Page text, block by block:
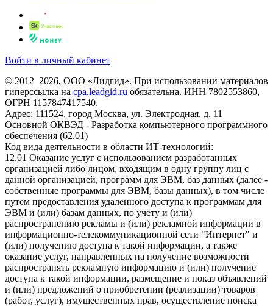
Войти в личный кабинет
© 2012–2026, ООО «Лидгид». При использовании материалов
гиперссылка на cpa.leadgid.ru обязательна. ИНН 7802553860,
ОГРН 1157847417540.
Адрес: 111524, город Москва, ул. Электродная, д. 11
Основной ОКВЭД - Разработка компьютерного программного
обеспечения (62.01)
Код вида деятельности в области ИТ-технологий:
12.01 Оказание услуг с использованием разработанных
организацией либо лицом, входящим в одну группу лиц с
данной организацией, программ для ЭВМ, баз данных (далее -
собственные программы для ЭВМ, базы данных), в том числе
путем предоставления удаленного доступа к программам для
ЭВМ и (или) базам данных, по учету и (или)
распространению рекламы и (или) рекламной информации в
информационно-телекоммуникационной сети "Интернет" и
(или) получению доступа к такой информации, а также
оказание услуг, направленных на получение возможности
распространять рекламную информацию и (или) получение
доступа к такой информации, размещение и показ объявлений
и (или) предложений о приобретении (реализации) товаров
(работ, услуг), имущественных прав, осуществление поиска